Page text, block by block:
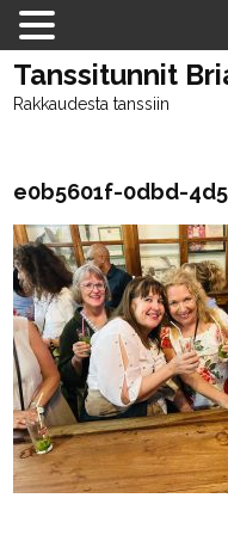
Tanssitunnit
Rakkaudesta tanssiin
e0b5601f-0dbd-